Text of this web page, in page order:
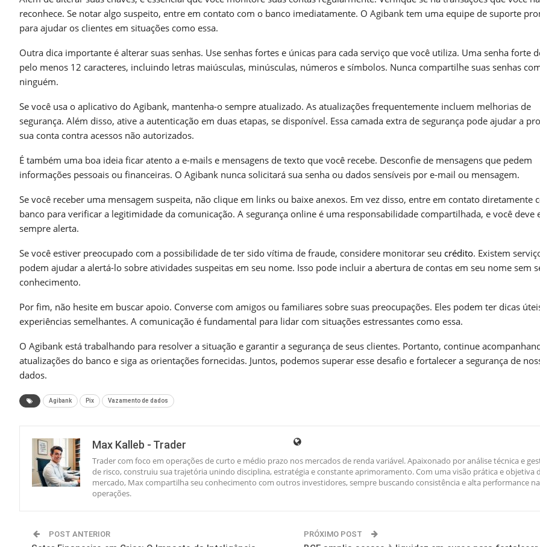
reconhece. Se notar algo suspeito, entre em contato com o banco imediatamente. O Agibank tem uma equipe de suporte
para ajudar os clientes em situações como essa.
Outra dica importante é alterar suas senhas. Use senhas fortes e únicas para cada serviço que você utiliza. Uma senha forte
pelo menos 12 caracteres, incluindo letras maiúsculas, minúsculas, números e símbolos. Nunca compartilhe suas senhas
ninguém.
Se você usa o aplicativo do Agibank, mantenha-o sempre atualizado. As atualizações frequentemente incluem melhorias de
segurança. Além disso, ative a autenticação em duas etapas, se disponível. Essa camada extra de segurança pode ajudar a
sua conta contra acessos não autorizados.
É também uma boa ideia ficar atento a e-mails e mensagens de texto que você recebe. Desconfie de mensagens que pedem
informações pessoais ou financeiras. O Agibank nunca solicitará sua senha ou dados sensíveis por e-mail ou mensagem.
Se você receber uma mensagem suspeita, não clique em links ou baixe anexos. Em vez disso, entre em contato diretamente
banco para verificar a legitimidade da comunicação. A segurança online é uma responsabilidade compartilhada, e você deve
sempre alerta.
Se você estiver preocupado com a possibilidade de ter sido vítima de fraude, considere monitorar seu crédito. Existem
podem ajudar a alertá-lo sobre atividades suspeitas em seu nome. Isso pode incluir a abertura de contas em seu nome sem
conhecimento.
Por fim, não hesite em buscar apoio. Converse com amigos ou familiares sobre suas preocupações. Eles podem ter dicas
experiências semelhantes. A comunicação é fundamental para lidar com situações estressantes como essa.
O Agibank está trabalhando para resolver a situação e garantir a segurança de seus clientes. Portanto, continue
atualizações do banco e siga as orientações fornecidas. Juntos, podemos superar esse desafio e fortalecer a segurança de
dados.
Agibank Pix Vazamento de dados
Max Kalleb - Trader
Trader com foco em operações de curto e médio prazo nos mercados de renda variável. Apaixonado por análise técnica e
de risco, construiu sua trajetória unindo disciplina, estratégia e constante aprimoramento. Com uma visão prática e objetiva
mercado, Max compartilha seu conhecimento com outros investidores, sempre buscando consistência e alta performance
operações.
POST ANTERIOR PRÓXIMO POST